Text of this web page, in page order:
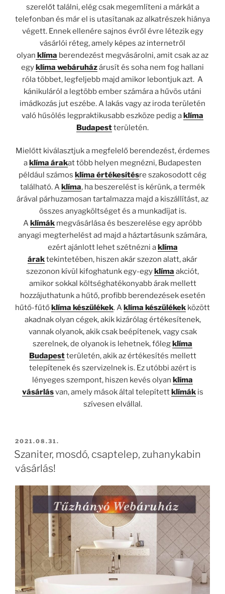
szerelőt találni, elég csak megemlíteni a márkát a
telefonban és már el is utasítanak az alkatrészek hiánya
végett. Ennek ellenére sajnos évről évre létezik egy
vásárlói réteg, amely képes az internetről
olyan klíma berendezést megvásárolni, amit csak az az
egyklíma webáruházárusít és soha nem fog hallani
róla többet, legfeljebb majd amikor lebontjuk azt. A
kánikuláról a legtöbb ember számára a hűvös utáni
imádkozás jut eszébe. A lakás vagy az iroda területén
való hűsölés legpraktikusabb eszköze pedig aklíma
Budapestterületén.
Mielőtt kiválasztjuk a megfelelő berendezést, érdemes
a klíma árakat több helyen megnézni, Budapesten
például számos klíma értékesítésre szakosodott cég
található. A klíma, ha beszerelést is kérünk, a termék
árával párhuzamosan tartalmazza majd a kiszállítást, az
összes anyagköltséget és a munkadíjat is.
A klímák megvásárlása és beszerelése egy apróbb
anyagi megterhelést ad majd a háztartásunk számára,
ezért ajánlott lehet szétnézni a klíma
áraktekintetében, hiszen akár szezon alatt, akár
szezonon kívül kifoghatunk egy-egy klíma akciót,
amikor sokkal költséghatékonyabb árak mellett
hozzájuthatunk a hűtő, profibb berendezések esetén
hűtő-fűtő klíma készülékek. A klíma készülékek között
akadnak olyan cégek, akik kizárólag értékesítenek,
vannak olyanok, akik csak beépítenek, vagy csak
szerelnek, de olyanok is lehetnek, főleg klíma
Budapestterületén, akik az értékesítés mellett
telepítenek és szervizelnek is. Ez utóbbi azért is
lényeges szempont, hiszen kevés olyan klíma
vásárlásvan, amely mások által telepített klímákis
szívesen elvállal.
BEKÜLDVE:
2021.08.31.
Szaniter, mosdó, csaptelep, zuhanykabin
vásárlás!